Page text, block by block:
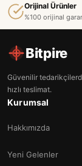
Orijinal Ürünler
%100 orijinal
Bitpire
Güvenilir
hızlı teslimat.
Kurumsal
Hakkımızda
Yeni Gelenler